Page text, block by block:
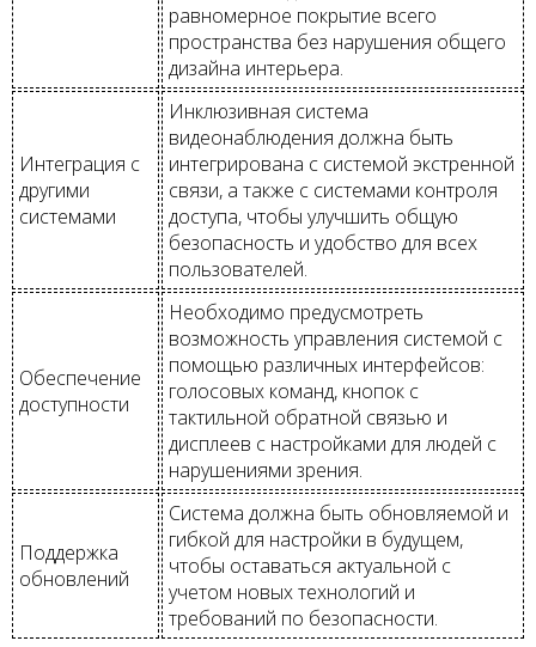
равномерное покрытие всего
пространства без нарушения общего
дизайна интерьера.
Интеграция с
другими
системами
Инклюзивная система
видеонаблюдения должна быть
интегрирована с системой экстренной
связи, а также с системами контроля
доступа, чтобы улучшить общую
безопасность и удобство для всех
пользователей.
Обеспечение
доступности
Необходимо предусмотреть
возможность управления системой с
помощью различных интерфейсов:
голосовых команд, кнопок с
тактильной обратной связью и
дисплеев с настройками для людей с
нарушениями зрения.
Поддержка
обновлений
Система должна быть обновляемой и
гибкой для настройки в будущем,
чтобы оставаться актуальной с
учетом новых технологий и
требований по безопасности.